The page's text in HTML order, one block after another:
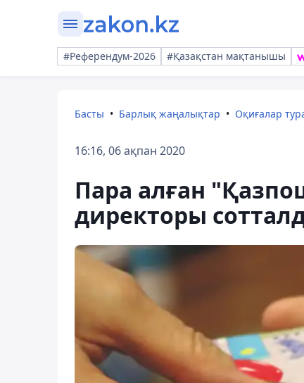
#Референдум-2026 #Қазақстан мақтанышы
Басты Барлық жаңалықтар Оқиғалар
16:16, 06 ақпан 2020
Пара алған
директоры